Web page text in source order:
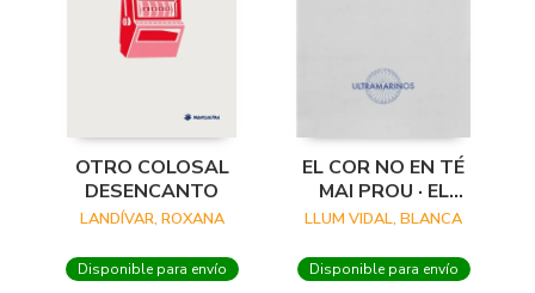
OTRO COLOSAL
DESENCANTO
LANDÍVAR, ROXANA
Disponible para envío
EL COR NO EN TÉ
MAI PROU · EL
CORAZÓN NO
SUFICIENTE
LLUM VIDAL, BLANCA
Disponible para envío